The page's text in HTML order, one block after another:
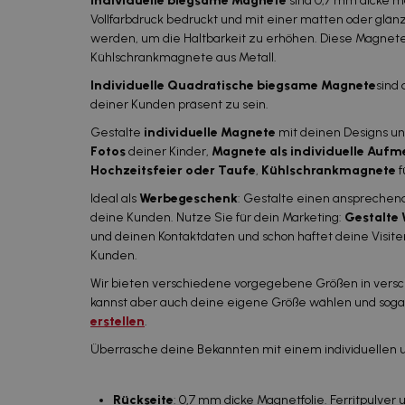
Vollfarbdruck bedruckt und mit einer matten oder
werden, um die Haltbarkeit zu erhöhen. Diese
Kühlschrankmagnete aus Metall.
Individuelle Quadratische biegsame Magnetesind
deiner Kunden präsent zu sein.
Gestalte individuelle Magnete mit deinen Designs
Fotosdeiner Kinder, Magnete als individuelle
Hochzeitsfeier oder Taufe, Kühlschrankmagnete
Ideal alsWerbegeschenk: Gestalte einen
deine Kunden. Nutze Sie für dein Marketing: Gestalte
und deinen Kontaktdaten und schon haftet deine
Kunden.
Wir bieten verschiedene vorgegebene Größen in
kannst aber auch deine eigene Größe wählen und
erstellen.
Überrasche deine Bekannten mit einem individuellen
Rückseite: 0,7 mm dicke Magnetfolie. Ferritpulver